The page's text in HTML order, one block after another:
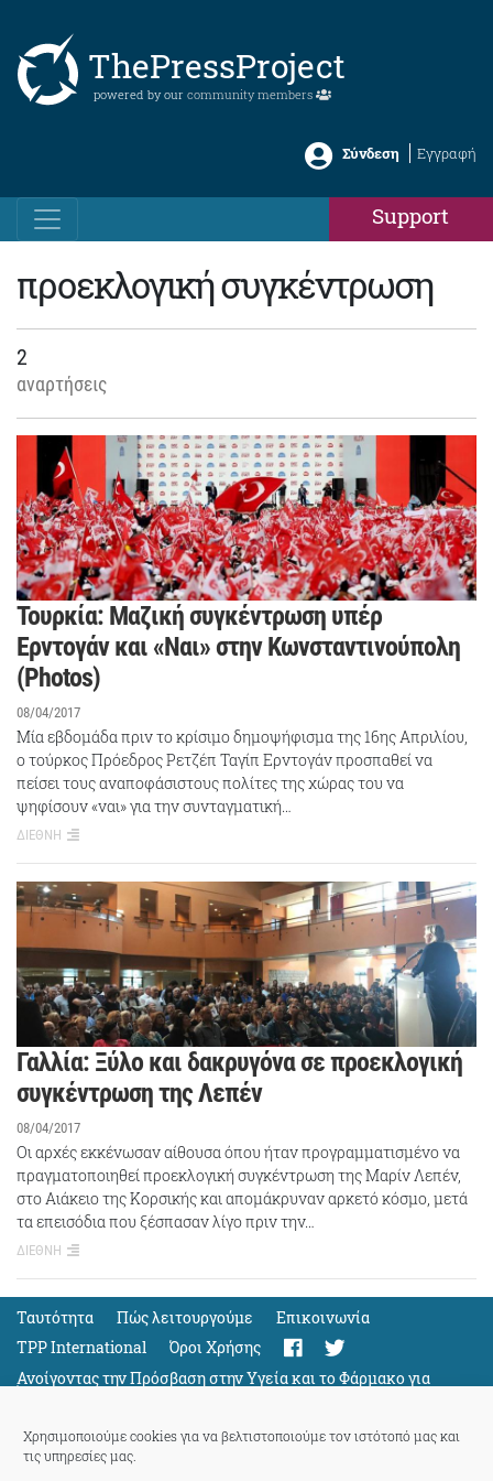
Χρησιμοποιούμε cookies για να βελτιστοποιούμε τον ιστότοπό μας και
τις υπηρεσίες μας.
ThePressProject
powered by our community members
Σύνδεση Εγγραφή
Support
προεκλογική συγκέντρωση
2
αναρτήσεις
Τουρκία: Μαζική συγκέντρωση υπέρ
Ερντογάν και «Ναι» στην Κωνσταντινούπολη
(Photos)
08/04/2017
Μία εβδομάδα πριν το κρίσιμο δημοψήφισμα της 16ης Απριλίου,
ο τούρκος Πρόεδρος Ρετζέπ Ταγίπ Ερντογάν προσπαθεί να
πείσει τους αναποφάσιστους πολίτες της χώρας του να
ψηφίσουν «ναι» για την συνταγματική…
ΔΙΕΘΝΗ
Γαλλία: Ξύλο και δακρυγόνα σε προεκλογική
συγκέντρωση της Λεπέν
08/04/2017
Οι αρχές εκκένωσαν αίθουσα όπου ήταν προγραμματισμένο να
πραγματοποιηθεί προεκλογική συγκέντρωση της Μαρίν Λεπέν,
στο Αιάκειο της Κορσικής και απομάκρυναν αρκετό κόσμο, μετά
τα επεισόδια που ξέσπασαν λίγο πριν την…
ΔΙΕΘΝΗ
Ταυτότητα Πώς λειτουργούμε
Eπικοινωνία
TPP International
Όροι Χρήσης
Ανοίγοντας την Πρόσβαση στην Υγεία και το Φάρμακο για
Όλους
Support